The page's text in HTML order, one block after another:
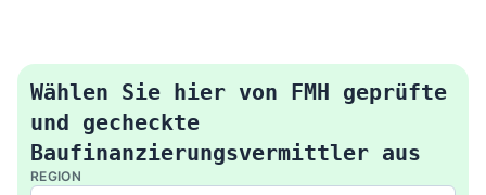
Wählen Sie hier von FMH geprüfte
und gecheckte
Baufinanzierungsvermittler aus
REGION